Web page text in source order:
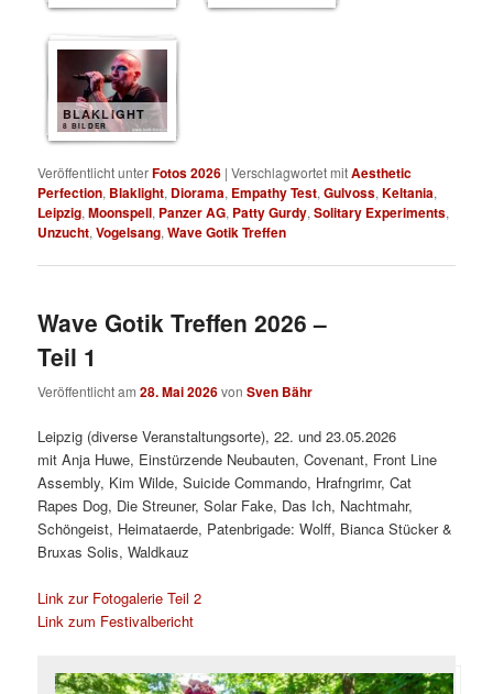
BLAKLIGHT
8 BILDER
Veröffentlicht unterFotos 2026 |Verschlagwortet mitAesthetic
Perfection, Blaklight, Diorama, Empathy Test,Gulvoss,Keltania,
Leipzig,Moonspell, Panzer AG, Patty Gurdy,Solitary Experiments,
Unzucht,Vogelsang,Wave Gotik Treffen
Wave Gotik Treffen 2026 –
Teil 1
Veröffentlicht am28. Mai 2026vonSven Bähr
Leipzig (diverse Veranstaltungsorte), 22. und 23.05.2026
mit Anja Huwe, Einstürzende Neubauten, Covenant, Front Line
Assembly, Kim Wilde, Suicide Commando, Hrafngrimr, Cat
Rapes Dog, Die Streuner, Solar Fake, Das Ich, Nachtmahr,
Schöngeist, Heimataerde, Patenbrigade: Wolff, Bianca Stücker &
Bruxas Solis, Waldkauz
Link zur Fotogalerie Teil 2
Link zum Festivalbericht